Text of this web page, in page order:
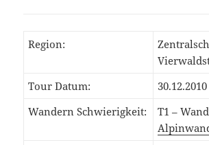
Region:
Tour Datum:
30.12.2010
Wandern Schwierigkeit:
T1 –